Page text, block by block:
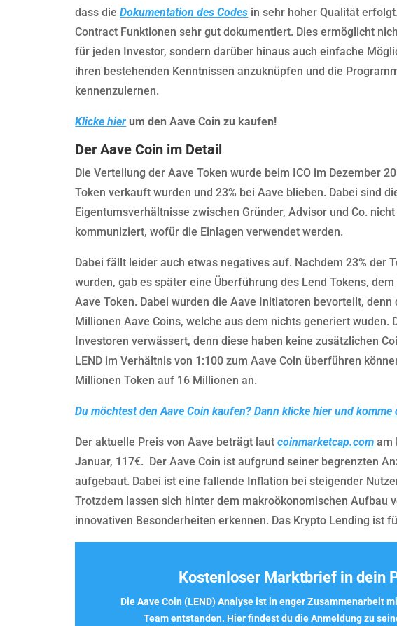
dass dieDokumentation des Codes in sehr hoher Qualität
Contract Funktionen sehr gut dokumentiert. Dies ermöglicht
für jeden Investor, sondern darüber hinaus auch einfache
ihren bestehenden Kenntnissen anzuknüpfen und die
kennenzulernen.
Klicke hier um den Aave Coin zu kaufen!
Der Aave Coin im Detail
Die Verteilung der Aave Token wurde beim ICO im Dezember
Token verkauft wurden und 23% bei Aave blieben. Dabei sind
Eigentumsverhältnisse zwischen Gründer, Advisor und Co.
kommuniziert, wofür die Einlagen verwendet werden.
Dabei fällt leider auch etwas negatives auf. Nachdem 23% der
wurden, gab es später eine Überführung des Lend Tokens,
Aave Token. Dabei wurden die Aave Initiatoren bevorteilt,
Millionen Aave Coins, welche aus dem nichts generiert wuden.
Investoren verwässert, denn diese haben keine zusätzlichen
LEND im Verhältnis von 1:100 zum Aave Coin überführen
Millionen Token auf 16 Millionen an.
Du möchtest den Aave Coin kaufen? Dann klicke hier und
Der aktuelle Preis von Aave beträgt lautcoinmarketcap.com am
Januar, 117€. Der Aave Coin ist aufgrund seiner begrenzten
aufgebaut. Dabei ist eine fallende Inflation bei steigender
Trotzdem lassen sich hinter dem makroökonomischen Aufbau
innovativen Besonderheiten erkennen. Das Krypto Lending ist
Kostenloser Marktbrief in dein
Die Aave Coin (LEND) Analyse ist in enger Zusammenarbeit
Team entstanden. Hier findest du die Anmeldung zu